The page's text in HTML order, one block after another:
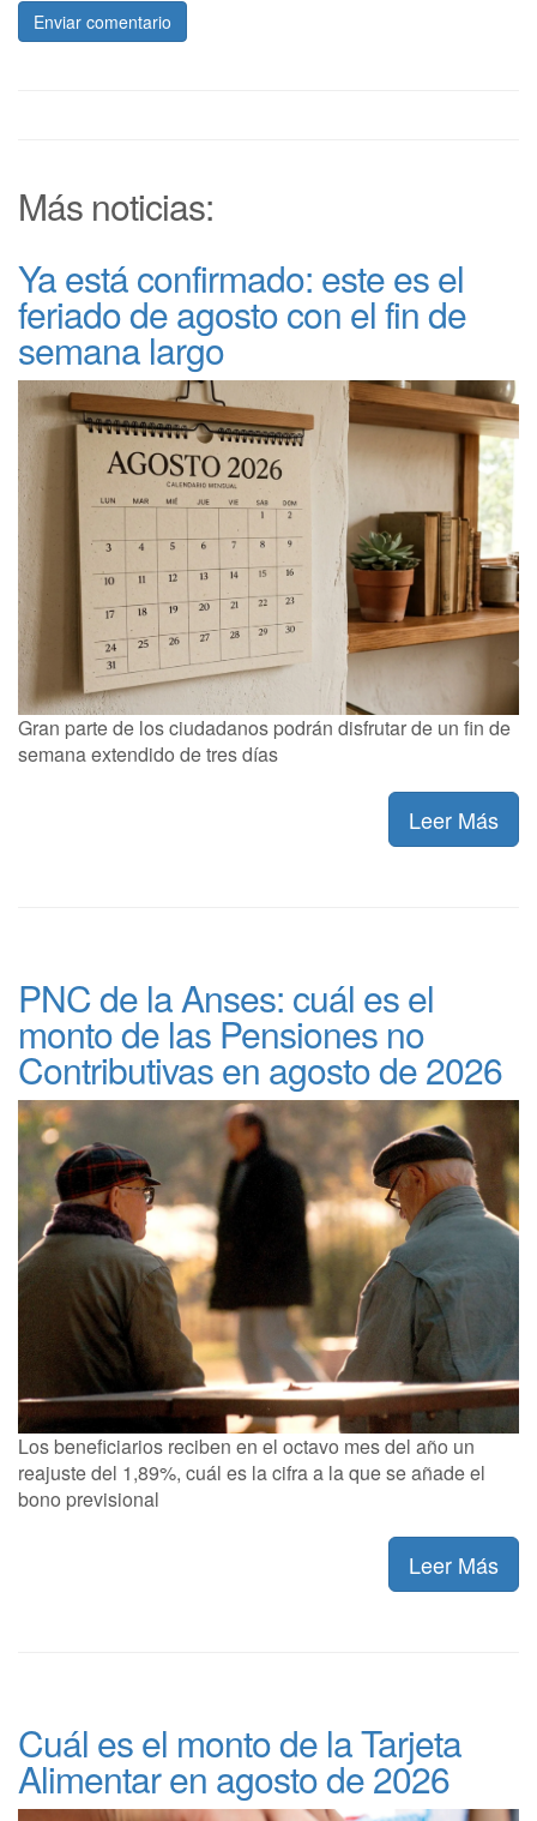
Enviar comentario
Más noticias:
Ya está confirmado: este es el
feriado de agosto con el fin de
semana largo
Gran parte de los ciudadanos podrán disfrutar de un fin de
semana extendido de tres días
Leer Más
PNC de la Anses: cuál es el
monto de las Pensiones no
Contributivas en agosto de 2026
Los beneficiarios reciben en el octavo mes del año un
reajuste del 1,89%, cuál es la cifra a la que se añade el
bono previsional
Leer Más
Cuál es el monto de la Tarjeta
Alimentar en agosto de 2026